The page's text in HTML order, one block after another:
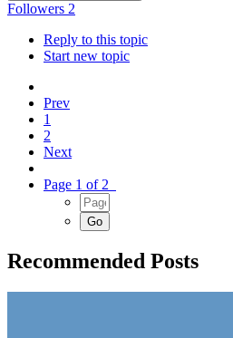
Followers 2
Reply to this topic
Start new topic
Prev
1
2
Next
Page 1 of 2
Recommended Posts